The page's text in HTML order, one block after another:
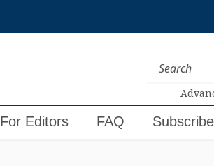
For Editors FAQ Subscribe